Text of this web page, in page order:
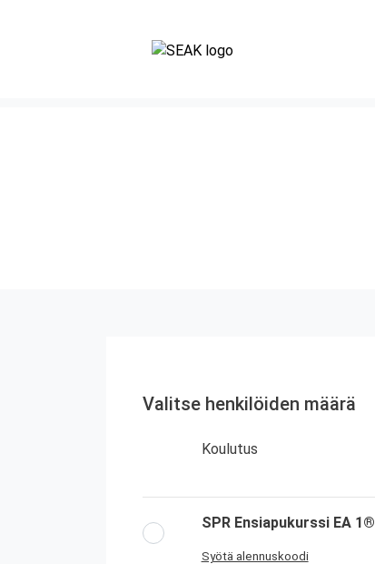
Valitse henkilöiden määrä
Koulutus
SPR Ensiapukurssi EA 1®
Syötä alennuskoodi